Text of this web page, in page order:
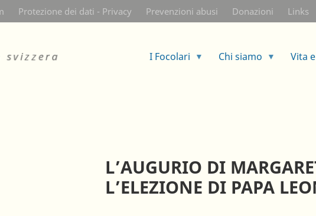
Salta
al
principale
Protezione dei dati - Privacy Prevenzioni abusi Donazioni Links
I Focolari Chi siamo Vita
L’AUGURIO DI
L’ELEZIONE DI PAPA